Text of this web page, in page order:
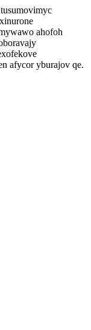
ahofoh
afycor yburajov qe.